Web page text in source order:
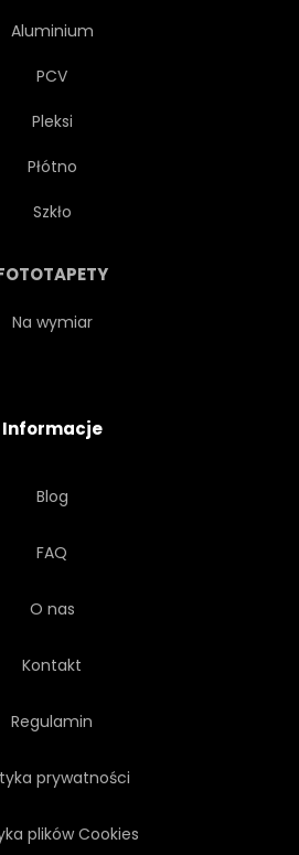
Aluminium
PCV
Pleksi
Płótno
Szkło
Na wymiar
Informacje
Blog
FAQ
O nas
Kontakt
Regulamin
prywatności
plików Cookies